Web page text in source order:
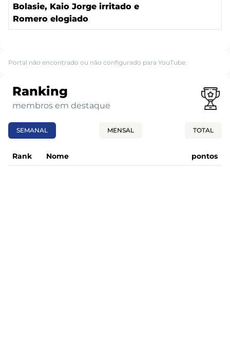
Bolasie, Kaio Jorge irritado e
Romero elogiado
Portal não encontrado ou não configurado para YouTube.
Ranking
membros em destaque
SEMANAL MENSAL TOTAL
Rank Nome pontos